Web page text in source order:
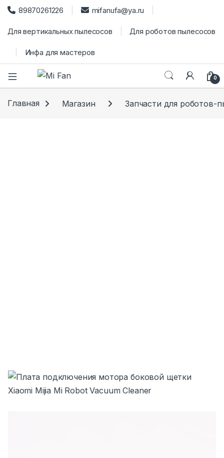
89870261226 mifanufa@ya.ru
Для вертикальных пылесосов Для роботов пылесосов
Инфа для мастеров
0
Главная Магазин Запчасти для роботов-